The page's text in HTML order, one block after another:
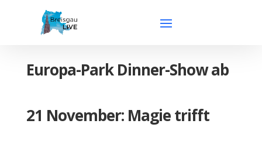
Europa-Park Dinner-Show ab
21 November: Magie trifft